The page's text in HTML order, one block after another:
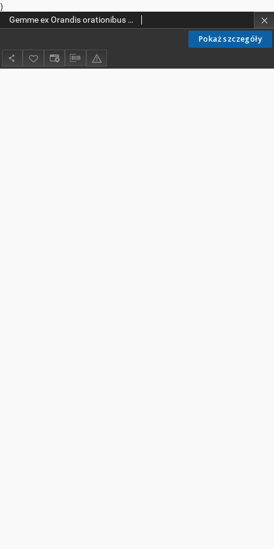
)
Pokaż szczegóły
Gemme ex Orandis orationibus ex politicorumFragmentis collectae